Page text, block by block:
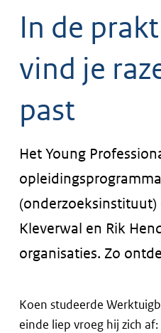
In de
vind je
past
Het Young
(onderzoeksinstituut)
Kleverwal en Rik
organisaties. Zo
Koen studeerde
einde liep vroeg hij zich